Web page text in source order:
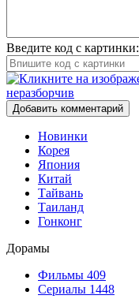
Введите код с картинки:
Добавить комментарий
Новинки
Корея
Япония
Китай
Тайвань
Таиланд
Гонконг
Дорамы
Фильмы 409
Сериалы 1448